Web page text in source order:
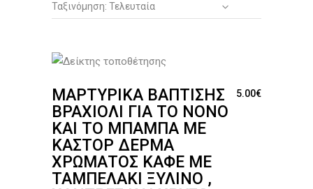
by
Ταξινόμηση: Τελευταία
ΜΑΡΤΥΡΙΚΆ ΒΆΠΤΙΣΗΣ
ΒΡΑΧΙΌΛΙ ΓΙΑ ΤΟ ΝΟΝΌ
ΚΑΙ ΤΟ ΜΠΑΜΠΆ ΜΕ
ΚΑΣΤΌΡ ΔΈΡΜΑ
ΧΡΏΜΑΤΟΣ ΚΑΦΈ ΜΕ
ΤΑΜΠΕΛΆΚΙ ΞΎΛΙΝΟ ,
5.00€